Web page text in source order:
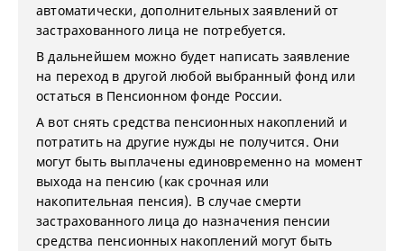
автоматически, дополнительных заявлений от
застрахованного лица не потребуется.
В дальнейшем можно будет написать заявление
на переход в другой любой выбранный фонд или
остаться в Пенсионном фонде России.
А вот снять средства пенсионных накоплений и
потратить на другие нужды не получится. Они
могут быть выплачены единовременно на момент
выхода на пенсию (как срочная или
накопительная пенсия). В случае смерти
застрахованного лица до назначения пенсии
средства пенсионных накоплений могут быть